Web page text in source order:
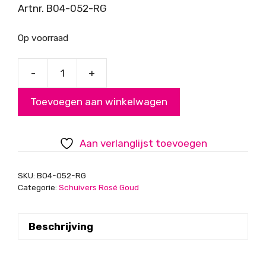
Artnr. B04-052-RG
Op voorraad
-
4
7,3x17,8mm,
DQ
Goud
+
Toevoegen aan winkelwagen
Aan verlanglijst toevoegen
SKU: B04-052-RG
Categorie: Schuivers Rosé Goud
Beschrijving